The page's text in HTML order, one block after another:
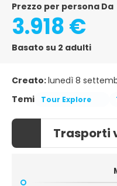
Prezzo per persona Da
3.918 €
Basato su 2 adulti
Creato:lunedì 8
Temi
Tour Explore
Trasporti